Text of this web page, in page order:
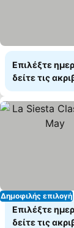
Επιλέξτε
δείτε τις
Δημοφιλής επιλογή
Επιλέξτε
δείτε τις